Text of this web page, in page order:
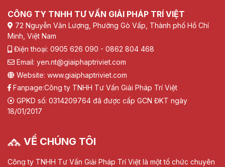
CÔNG TY TNHH TƯ VẤN GIẢI PHÁP TRÍ VIỆT
72 Nguyễn Văn Lượng, Phường Gò Vấp, Thành phố Hồ Chí
Minh, Việt Nam
Điện thoại: 0905 626 090 - 0862 804 468
Email: yen.nt@giaiphaptriviet.com
Website: www.giaiphaptriviet.com
Fanpage:Công ty TNHH Tư Vấn Giải Pháp Trí Việt
GPKD số: 0314209764 đã được cấp GCN ĐKT ngày
18/01/2017
VỀ CHÚNG TÔI
Công ty TNHH Tư Vấn Giải Pháp Trí Việt là một tổ chức chuyên